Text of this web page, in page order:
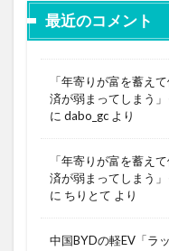
最近のコメント
「年寄りが富を蓄え
済が弱まってしまう
に dabo_gc より
「年寄りが富を蓄え
済が弱まってしまう
に ちりとて より
中国BYDの軽EV「ラ